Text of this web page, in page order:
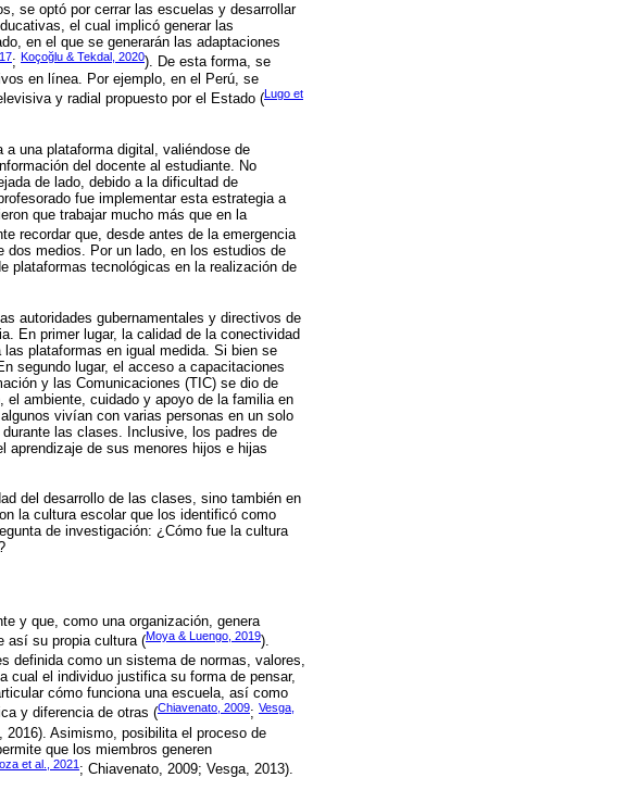
se optó por cerrar las escuelas y desarrollar
el cual implicó generar las
en el que se generarán las adaptaciones
; Koçoğlu & Tekdal, 2020). De esta forma, se
en línea. Por ejemplo, en el Perú, se
y radial propuesto por el Estado (Lugo et
una plataforma digital, valiéndose de
del docente al estudiante. No
de lado, debido a la dificultad de
fue implementar esta estrategia a
que trabajar mucho más que en la
recordar que, desde antes de la emergencia
dos medios. Por un lado, en los estudios de
plataformas tecnológicas en la realización de
autoridades gubernamentales y directivos de
En primer lugar, la calidad de la conectividad
plataformas en igual medida. Si bien se
segundo lugar, el acceso a capacitaciones
y las Comunicaciones (TIC) se dio de
el ambiente, cuidado y apoyo de la familia en
vivían con varias personas en un solo
las clases. Inclusive, los padres de
aprendizaje de sus menores hijos e hijas
del desarrollo de las clases, sino también en
la cultura escolar que los identificó como
de investigación: ¿Cómo fue la cultura
y que, como una organización, genera
así su propia cultura (Moya & Luengo, 2019).
definida como un sistema de normas, valores,
cual el individuo justifica su forma de pensar,
cómo funciona una escuela, así como
y diferencia de otras (Chiavenato, 2009; Vesga,
Asimismo, posibilita el proceso de
que los miembros generen
et al., 2021 ; Chiavenato, 2009; Vesga, 2013).